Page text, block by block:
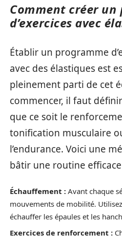
Comment créer un
d’exercices avec
Établir un programme
avec des élastiques est
pleinement parti de cet
commencer, il faut
que ce soit le
tonification musculaire
l’endurance. Voici une
bâtir une routine
Échauffement : Avant chaque
mouvements de mobilité.
échauffer les épaules et les
Exercices de renforcement :